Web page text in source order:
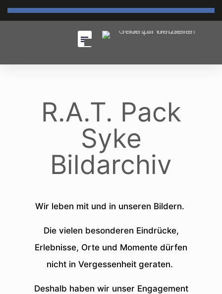
R.A.T. Pack
Syke
Bildarchiv
Wir leben mit und in unseren Bildern.
Die vielen besonderen Eindrücke,
Erlebnisse, Orte und Momente dürfen
nicht in Vergessenheit geraten.
Deshalb haben wir unser Engagement